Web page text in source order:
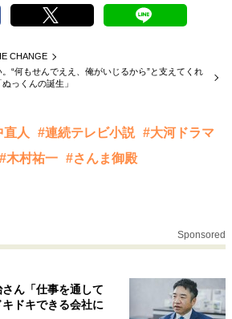
CHANGE
“何もせんでええ、俺がいじるから”と支えてくれ
っくんの誕生」
直人 #連続テレビ小説 #大河ドラマ
#木村祐一 #さんま御殿
Sponsored
ん「仕事を通して
ドキできる会社に